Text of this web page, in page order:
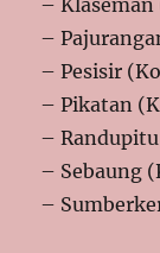
–
– Pesisir
– Pikatan
–
– Sebaung
–